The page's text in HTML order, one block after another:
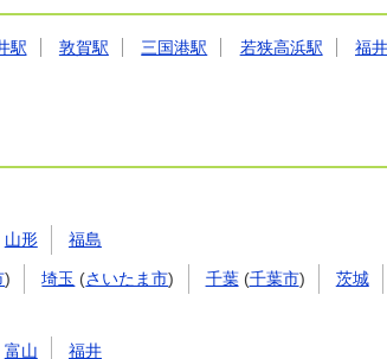
駅 敦賀駅 三国港駅 若狭高浜駅
福
山形 福島
) 埼玉 (さいたま市) 千葉(千葉市) 茨城
富山 福井